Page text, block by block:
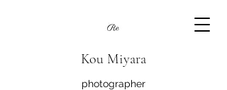
Kou Miyara
photographer